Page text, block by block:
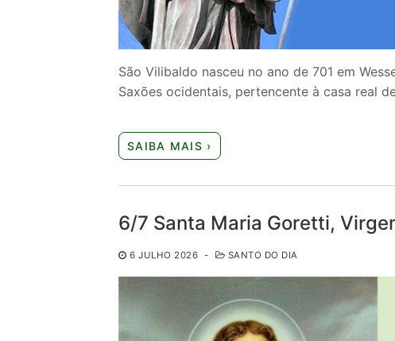
São Vilibaldo nasceu no ano de 701 em
Saxões ocidentais, pertencente à casa real
SAIBA MAIS ›
6/7 Santa Maria Goretti,
6 JULHO 2026 - SANTO DO DIA